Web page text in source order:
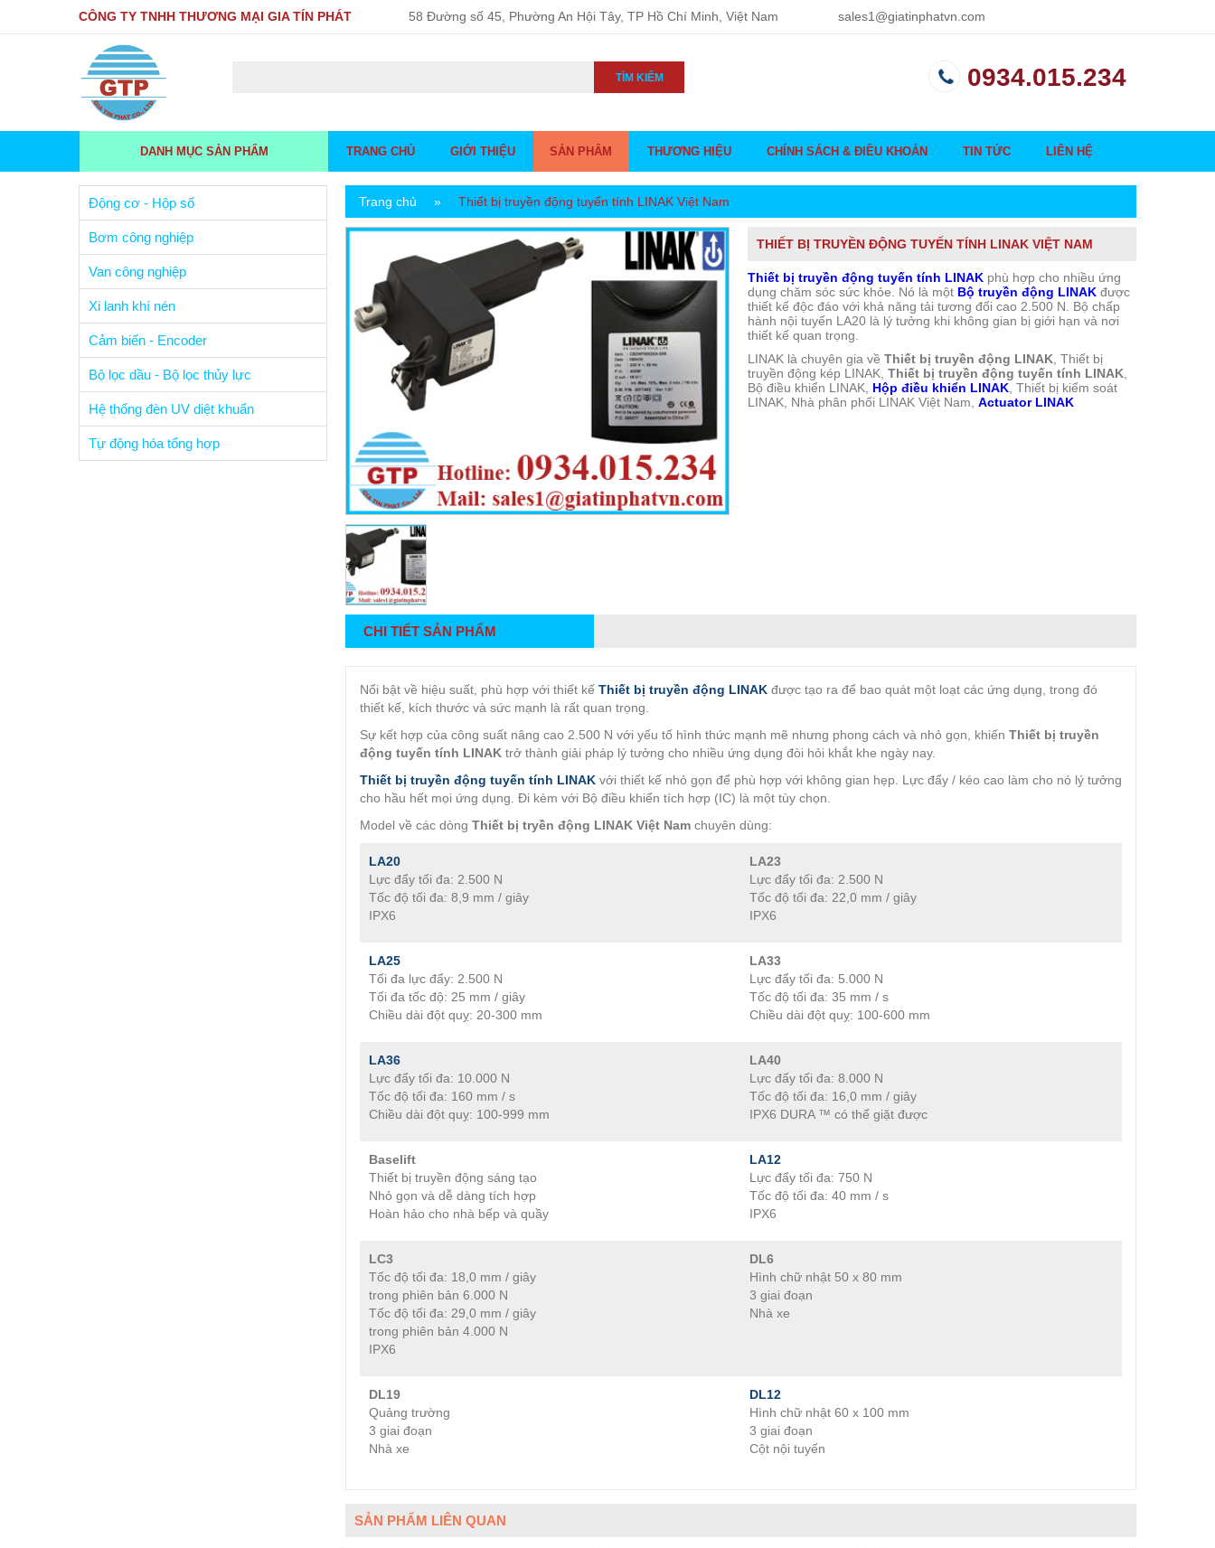
CÔNG TY TNHH THƯƠNG MẠI GIA TÍN PHÁT 58 Đường số 45, Phường An Hội Tây, TP Hồ Chí Minh, Việt Nam sales1@giatinphatvn.com
TÌM KIẾM 0934.015.234
DANH MỤC SẢN PHẨM TRANG CHỦ GIỚI THIỆU SẢN PHẨM THƯƠNG HIỆU CHÍNH SÁCH & ĐIỀU KHOẢN TIN TỨC LIÊN HỆ
Động cơ - Hộp số
Bơm công nghiệp
Van công nghiệp
Xi lanh khí nén
Cảm biến - Encoder
Bộ lọc dầu - Bộ lọc thủy lực
Hệ thống đèn UV diệt khuẩn
Tự động hóa tổng hợp
Trang chủ » Thiết bị truyền động tuyến tính LINAK Việt Nam
THIẾT BỊ TRUYỀN ĐỘNG TUYẾN TÍNH LINAK VIỆT NAM
Thiết bị truyền động tuyến tính LINAK phù hợp cho nhiều ứng
dụng chăm sóc sức khỏe. Nó là một Bộ truyền động LINAK được
thiết kế độc đáo với khả năng tải tương đối cao 2.500 N. Bộ chấp
hành nội tuyến LA20 là lý tưởng khi không gian bị giới hạn và nơi
thiết kế quan trọng.
LINAK là chuyên gia về Thiết bị truyền động LINAK , Thiết bị
truyền động kép LINAK, Thiết bị truyền động tuyến tính LINAK
Bộ điều khiển LINAK, Hộp điều khiển LINAK , Thiết bị kiểm soát
LINAK, Nhà phân phối LINAK Việt Nam, Actuator LINAK
CHI TIẾT SẢN PHẨM
Nổi bật về hiệu suất, phù hợp với thiết kế Thiết bị truyền động LINAK được tạo ra để bao quát một loạt các ứng dụng, trong đó
thiết kế, kích thước và sức mạnh là rất quan trọng.
Sự kết hợp của công suất nâng cao 2.500 N với yếu tố hình thức mạnh mẽ nhưng phong cách và nhỏ gọn, khiến Thiết bị truyền
động tuyến tính LINAK trở thành giải pháp lý tưởng cho nhiều ứng dụng đòi hỏi khắt khe ngày nay.
Thiết bị truyền động tuyến tính LINAK với thiết kế nhỏ gọn để phù hợp với không gian hẹp. Lực đẩy / kéo cao làm cho nó lý tưởng
cho hầu hết mọi ứng dụng. Đi kèm với Bộ điều khiển tích hợp (IC) là một tùy chọn.
Model về các dòng Thiết bị tryền động LINAK Việt Nam chuyên dùng:
LA20
Lực đẩy tối đa: 2.500 N
Tốc độ tối đa: 8,9 mm / giây
IPX6
LA23
Lực đẩy tối đa: 2.500 N
Tốc độ tối đa: 22,0 mm / giây
IPX6
LA25
Tối đa lực đẩy: 2.500 N
Tối đa tốc độ: 25 mm / giây
Chiều dài đột quỵ: 20-300 mm
LA33
Lực đẩy tối đa: 5.000 N
Tốc độ tối đa: 35 mm / s
Chiều dài đột quỵ: 100-600 mm
LA36
Lực đẩy tối đa: 10.000 N
Tốc độ tối đa: 160 mm / s
Chiều dài đột quỵ: 100-999 mm
LA40
Lực đẩy tối đa: 8.000 N
Tốc độ tối đa: 16,0 mm / giây
IPX6 DURA ™ có thể giặt được
Baselift
Thiết bị truyền động sáng tạo
Nhỏ gọn và dễ dàng tích hợp
Hoàn hảo cho nhà bếp và quầy
LA12
Lực đẩy tối đa: 750 N
Tốc độ tối đa: 40 mm / s
IPX6
LC3
Tốc độ tối đa: 18,0 mm / giây
trong phiên bản 6.000 N
Tốc độ tối đa: 29,0 mm / giây
trong phiên bản 4.000 N
IPX6
DL6
Hình chữ nhật 50 x 80 mm
3 giai đoạn
Nhà xe
DL19
Quảng trường
3 giai đoạn
Nhà xe
DL12
Hình chữ nhật 60 x 100 mm
3 giai đoạn
Cột nội tuyến
SẢN PHẨM LIÊN QUAN